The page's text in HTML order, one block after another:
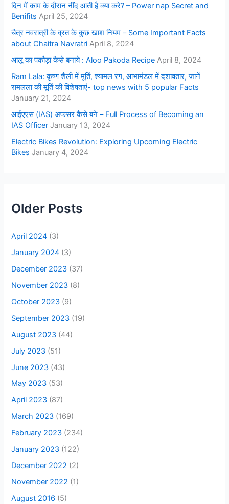
दिन में काम के दौरान नींद आती है क्या करे? – Power nap Secret and
Benifits April 25, 2024
चैत्र नवरात्री के व्रत के कुछ खाश नियम – Some Important Facts
about Chaitra Navratri April 8, 2024
आलू का पकौड़ा कैसे बनाये : Aloo Pakoda Recipe April 8, 2024
Ram Lala: कृष्ण शैली में मूर्ति, श्यामल रंग, आभामंडल में दशावतार, जानें
रामलला की मूर्ति की विशेषताएं- top news with 5 popular Facts
January 21, 2024
आईएएस (IAS) अफसर कैसे बने – Full Process of Becoming an
IAS Officer January 13, 2024
Electric Bikes Revolution: Exploring Upcoming Electric
Bikes January 4, 2024
Older Posts
April 2024 (3)
January 2024 (3)
December 2023 (37)
November 2023 (8)
October 2023 (9)
September 2023 (19)
August 2023 (44)
July 2023 (51)
June 2023 (43)
May 2023 (53)
April 2023 (87)
March 2023 (169)
February 2023 (234)
January 2023 (122)
December 2022 (2)
November 2022 (1)
August 2016 (5)